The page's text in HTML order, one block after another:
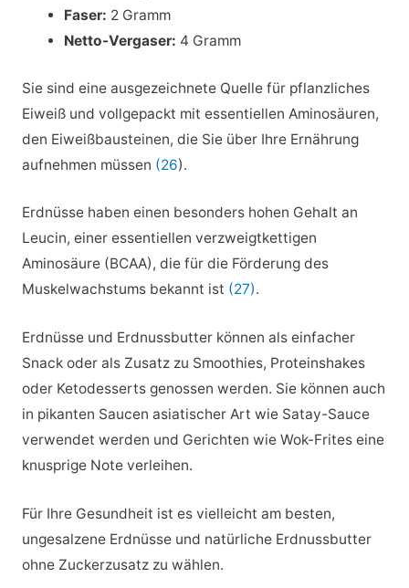
Faser: 2 Gramm
Netto-Vergaser: 4 Gramm
Sie sind eine ausgezeichnete Quelle für pflanzliches
Eiweiß und vollgepackt mit essentiellen Aminosäuren,
den Eiweißbausteinen, die Sie über Ihre Ernährung
aufnehmen müssen (26).
Erdnüsse haben einen besonders hohen Gehalt an
Leucin, einer essentiellen verzweigtkettigen
Aminosäure (BCAA), die für die Förderung des
Muskelwachstums bekannt ist (27).
Erdnüsse und Erdnussbutter können als einfacher
Snack oder als Zusatz zu Smoothies, Proteinshakes
oder Ketodesserts genossen werden. Sie können auch
in pikanten Saucen asiatischer Art wie Satay-Sauce
verwendet werden und Gerichten wie Wok-Frites eine
knusprige Note verleihen.
Für Ihre Gesundheit ist es vielleicht am besten,
ungesalzene Erdnüsse und natürliche Erdnussbutter
ohne Zuckerzusatz zu wählen.